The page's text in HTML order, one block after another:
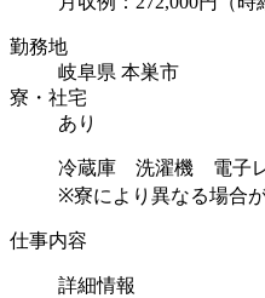
勤務地
岐阜県 本巣市
寮・社宅
あり
冷蔵庫 洗濯機 電子
※寮により異なる場合が
仕事内容
詳細情報